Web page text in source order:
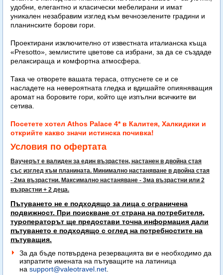
удобни, елегантно и класически мебелирани и имат
уникален незабравим изглед към вечнозелените градини и
планинските борови гори.
Проектирани изключително от известната италианска къща
«Presotto», землистите цветове са избрани, за да се създаде
релаксираща и комфортна атмосфера.
Така че отворете вашата тераса, отпуснете се и се
насладете на невероятната гледка и вдишайте опияняващия
аромат на боровите гори, който ще изпълни всичките ви
сетива.
Посетете хотел Athos Palace 4* в Калитея, Халкидики и
открийте какво значи истинска почивка!
Условия по офертата
Ваучерът е валиден за един възрастен, настанен в двойна стая
със изглед към планината. Минимално настаняване в двойна стая
- 2ма възрастни. Максимално настаняване - 3ма възрастни или 2
възрастни + 2 деца.
Пътуването не е подходящо за лица с ограничена
подвижност. При поискване от страна на потребителя,
туроператорът ще предостави точна информация дали
пътуването е подходящо с оглед на потребностите на
пътуващия.
За да бъде потвърдена резервацията ви е необходимо да
изпратите имената на пътуващите на латиница
на support@valeotravel.net